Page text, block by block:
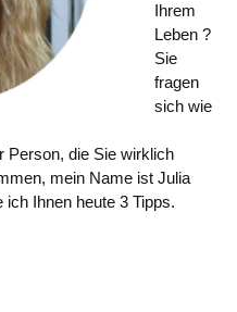
Ihrem
Leben ?
Sie
fragen
sich wie
Person, die Sie wirklich
mein Name ist Julia
Ihnen heute 3 Tipps.